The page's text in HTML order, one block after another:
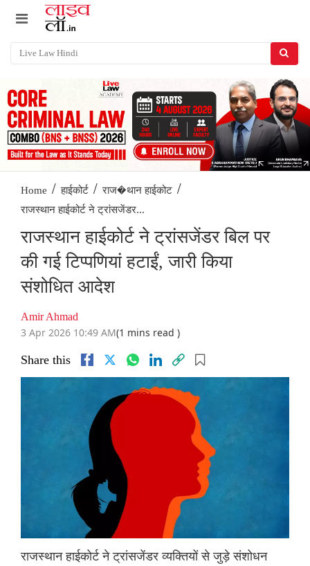
Home / हाईकोर्ट / राज�थान हाईकोट /
राजस्थान हाईकोर्ट ने ट्रांसजेंडर...
राजस्थान हाईकोर्ट ने ट्रांसजेंडर बिल पर
की गई टिप्पणियां हटाईं, जारी किया
संशोधित आदेश
Amir Ahmad
3 Apr 2026 10:49 AM(1 mins read )
Share this
राजस्थान हाईकोर्ट ने ट्रांसजेंडर व्यक्तियों से जुड़े संशोधन